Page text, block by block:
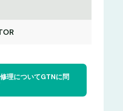
理についてGTNに問